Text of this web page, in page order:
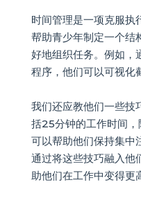
时间管理是一项克服执
帮助青少年制定一个结
好地组织任务。例如，
程序，他们可以可视化
我们还应教他们一些技
括25分钟的工作时间
可以帮助他们保持集中
通过将这些技巧融入他
助他们在工作中变得更